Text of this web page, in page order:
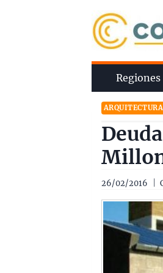
Regiones
ARQUITECTURA
26/02/2016